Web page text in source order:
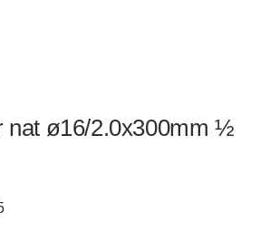
span- en hijsbanden
nat ø16/2.0x300mm ½